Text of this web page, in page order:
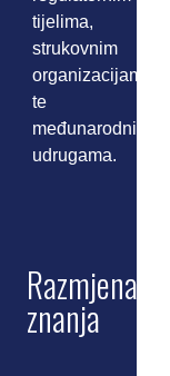
tijelima,
strukovnim
organizacijama
te
međunarodnim
udrugama.
Razmjena
znanja